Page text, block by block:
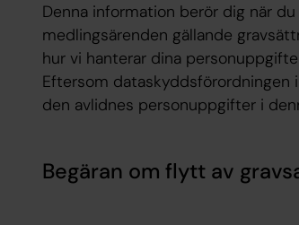
Denna information berör dig när
medlingsärenden gällande
hur vi hanterar dina
Eftersom
den avlidnes personuppgifter i
Begäran om flytt av